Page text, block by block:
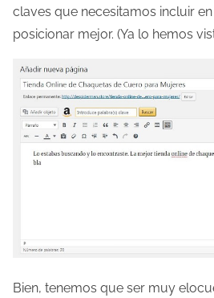
claves que necesitamos incluir
posicionar mejor. (Ya lo hemos
Bien, tenemos que ser muy